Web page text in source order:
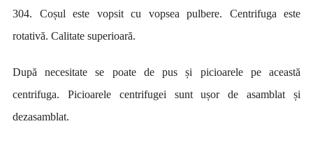
304. Coșul este vopsit cu vopsea pulbere. Centrifuga este
rotativă. Calitate superioară.
După necesitate se poate de pus și picioarele pe această
centrifuga. Picioarele centrifugei sunt ușor de asamblat și
dezasamblat.